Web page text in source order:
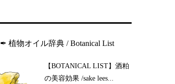
✒︎ 植物オイル辞典 / Botanical List
【BOTANICAL LIST】酒粕
の美容効果 /sake lees...